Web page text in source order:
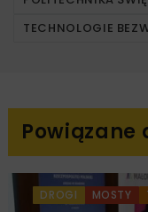
TECHNOLOGIE
Powiązane
DROGI MOSTY